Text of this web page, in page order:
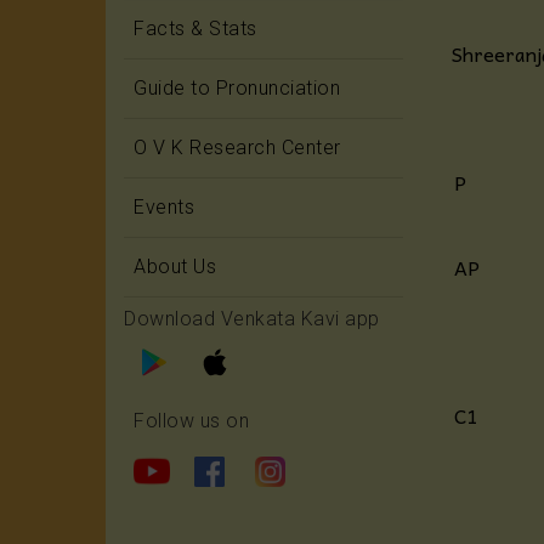
Facts & Stats
Guide to Pronunciation
O V K Research Center
Events
About Us
Download Venkata Kavi app
Follow us on
P
AP
C1